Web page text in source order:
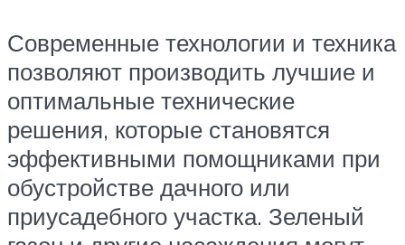
Современные технологии и техника
позволяют производить лучшие и
оптимальные технические
решения, которые становятся
эффективными помощниками при
обустройстве дачного или
приусадебного участка. Зеленый